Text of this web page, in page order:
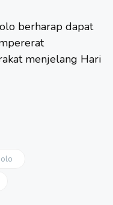
berharap dapat
menjelang Hari